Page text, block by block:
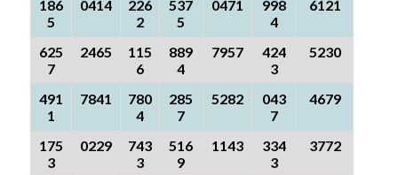
186
5
0414
226
2
537
5
0471
998
4
6121
625
7
2465
115
6
889
4
7957
424
3
5230
491
1
7841
780
4
285
7
5282
043
7
4679
175
3
0229
743
3
516
9
1143
334
3
3772